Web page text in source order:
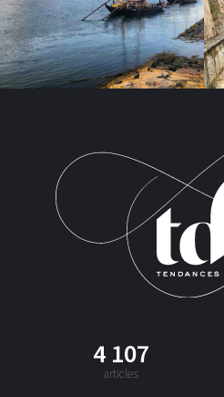
4 107
articles